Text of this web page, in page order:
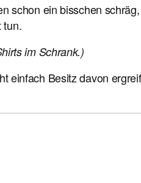
schon ein bisschen
tun.
im Schrank.)
einfach Besitz davon